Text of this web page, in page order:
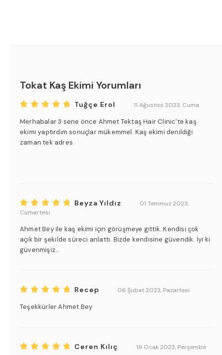
Tokat Kaş Ekimi Yorumları
Tuğçe Erol 11 Ağustos 2023, Cuma
Merhabalar 3 sene önce Ahmet Tektaş Hair Clinic'te kaş
ekimi yaptırdım sonuçlar mükemmel. Kaş ekimi denildiği
zaman tek adres
Beyza Yıldız
01 Temmuz 2023,
Cumartesi
Ahmet Bey ile kaş ekimi için görüşmeye gittik. Kendisi çok
açık bir şekilde süreci anlattı. Bizde kendisine güvendik. İyi ki
güvenmişiz...
Recep 06 Şubat 2023, Pazartesi
Teşekkürler Ahmet Bey.
Ceren Kılıç 19 Ocak 2023, Perşembe